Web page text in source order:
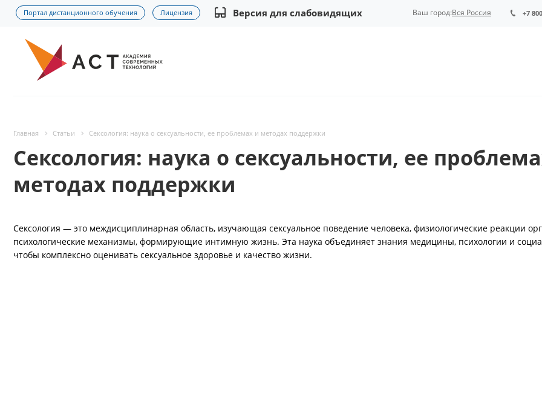
Портал дистанционного обучения Лицензия Версия для слабовидящих +7
Ваш город:Вся Россия
Главная Статьи Сексология: наука о сексуальности, ее проблемах и методах поддержки
Сексология: наука о сексуальности, ее
методах поддержки
Сексология — это междисциплинарная область, изучающая сексуальное поведение человека, физиологические реакции
психологические механизмы, формирующие интимную жизнь. Эта наука объединяет знания медицины, психологии и
чтобы комплексно оценивать сексуальное здоровье и качество жизни.